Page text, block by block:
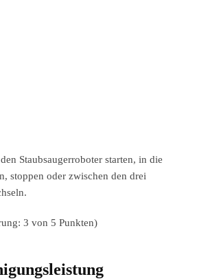
Staubsaugerroboter starten, in die
stoppen oder zwischen den drei
3 von 5 Punkten)